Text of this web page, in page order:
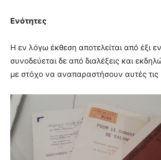
Ενότητες
Η εν λόγω έκθεση αποτελείται από έξι
συνοδεύεται δε από διαλέξεις και
με στόχο να αναπαραστήσουν αυτές τις